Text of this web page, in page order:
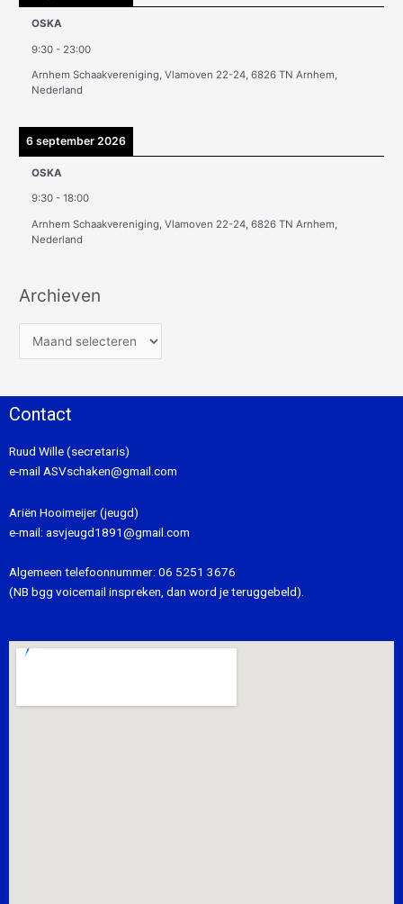
OSKA
9:30 - 23:00
Arnhem Schaakvereniging, Vlamoven 22-24, 6826 TN Arnhem,
Nederland
6 september 2026
OSKA
9:30 -18:00
Arnhem Schaakvereniging, Vlamoven 22-24, 6826 TN Arnhem,
Nederland
Archieven
Contact
Ruud Wille (secretaris)
e-mail ASVschaken@gmail.com
Ariën Hooimeijer (jeugd)
e-mail: asvjeugd1891@gmail.com
Algemeen telefoonnummer: 06 5251 3676
(NB bgg voicemail inspreken, dan word je teruggebeld).